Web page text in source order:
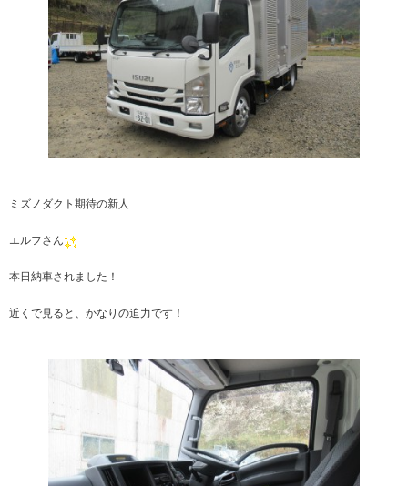
ミズノダクト期待の新人
エルフさん
本日納車されました！
近くで見ると、かなりの迫力です！